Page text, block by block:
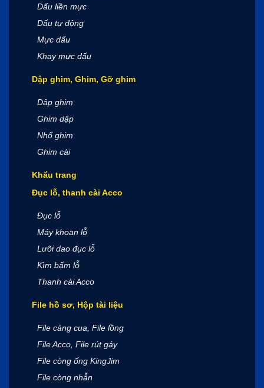
Dấu liền mực
Dấu tự động
Mực dấu
Khay mực dấu
Dập ghim, Ghim, Gỡ ghim
Dập ghim
Ghim dập
Nhổ ghim
Ghim cài
Khẩu trang
Đục lỗ, thanh cài Acco
Đục lỗ
Máy khoan lỗ
Lưỡi dao đục lỗ
Kìm bấm lỗ
Thanh cài Acco
File hồ sơ, Hộp tài liệu
File càng cua, File lồng
File Acco, File rút gáy
File còng ống KingJim
File còng nhẫn